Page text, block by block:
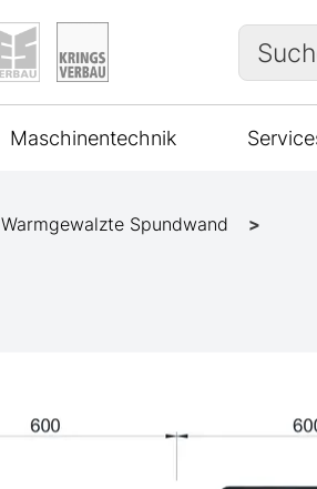
Suche
Maschinentechnik
Warmgewalzte Spundwand